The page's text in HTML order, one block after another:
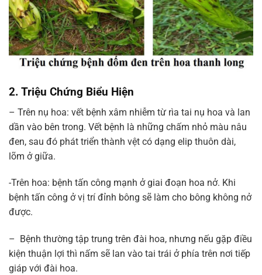
2. Triệu Chứng Biểu Hiện
– Trên nụ hoa: vết bệnh xâm nhiễm từ rìa tai nụ hoa và lan
dần vào bên trong. Vết bệnh là những chấm nhỏ màu nâu
đen, sau đó phát triển thành vệt có dạng elip thuôn dài,
lõm ở giữa.
-Trên hoa: bệnh tấn công mạnh ở giai đoạn hoa nở. Khi
bệnh tấn công ở vị trí đỉnh bông sẽ làm cho bông không nở
được.
– Bệnh thường tập trung trên đài hoa, nhưng nếu gặp điều
kiện thuận lợi thì nấm sẽ lan vào tai trái ở phía trên nơi tiếp
giáp với đài hoa.